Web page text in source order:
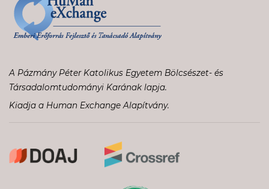
A Pázmány Péter Katolikus Egyetem Bölcsészet- és
Társadalomtudományi Karának lapja.
Kiadja a Human Exchange Alapítvány.